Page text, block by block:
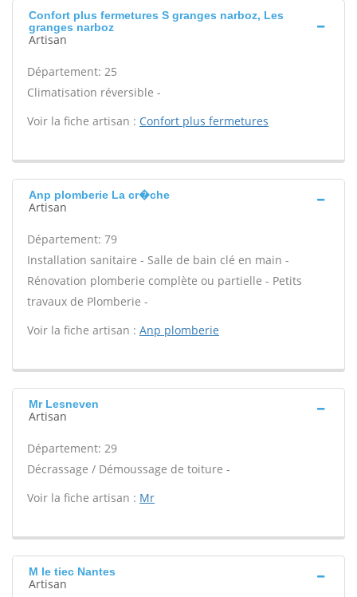
Confort plus fermetures S granges narboz, Les
granges narboz
Artisan
Département: 25
Climatisation réversible -
Voir la fiche artisan : Confort plus fermetures
Anp plomberie La cr�che
Artisan
Département: 79
Installation sanitaire - Salle de bain clé en main -
Rénovation plomberie complète ou partielle - Petits
travaux de Plomberie -
Voir la fiche artisan : Anp plomberie
Mr Lesneven
Artisan
Département: 29
Décrassage / Démoussage de toiture -
Voir la fiche artisan : Mr
M le tiec Nantes
Artisan